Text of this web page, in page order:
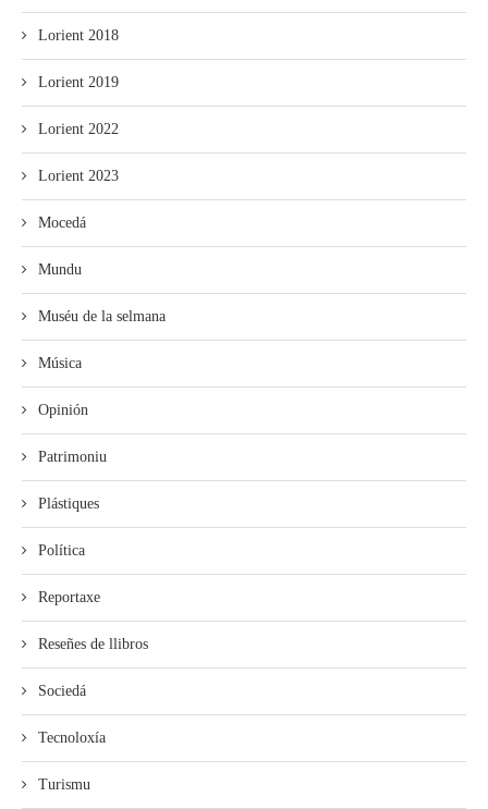
Lorient 2018
Lorient 2019
Lorient 2022
Lorient 2023
Mocedá
Mundu
Muséu de la selmana
Música
Opinión
Patrimoniu
Plástiques
Política
Reportaxe
Reseñes de llibros
Sociedá
Tecnoloxía
Turismu